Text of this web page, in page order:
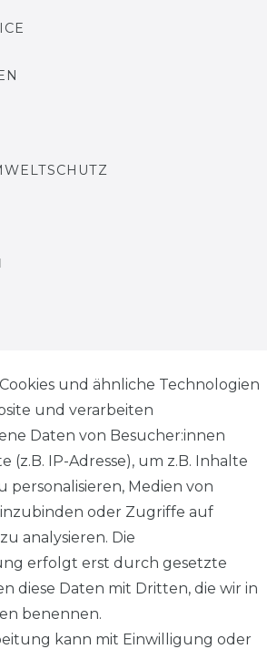
Widerrufs­recht
und ähnliche Technologien
und verarbeiten
Daten von Besucher:innen
(z.B. IP-Adresse), um z.B. Inhalte
personalisieren, Medien von
oder Zugriffe auf
analysieren. Die
erfolgt erst durch gesetzte
diese Daten mit Dritten, die wir in
benennen.
kann mit Einwilligung oder